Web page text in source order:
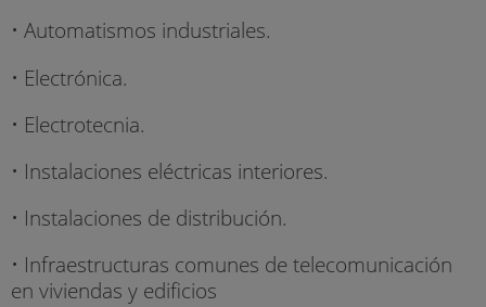
• Automatismos industriales.
• Electrónica.
• Electrotecnia.
• Instalaciones eléctricas interiores.
• Instalaciones de distribución.
• Infraestructuras comunes de telecomunicación
en viviendas y edificios